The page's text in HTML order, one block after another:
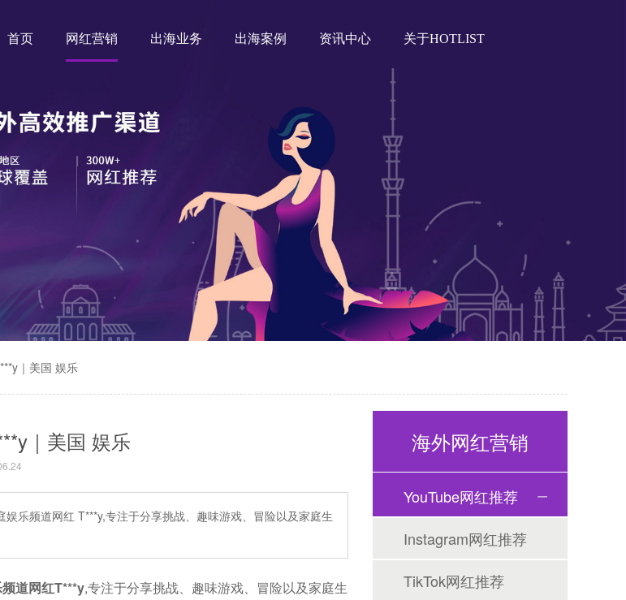
首页 网红营销 出海业务 出海案例 资讯中心 关于HOTLIST
｜美国 娱乐
｜美国 娱乐
乐频道网红 T***y,专注于分享挑战、趣味游戏、冒险以及家庭生
道网红T***y,专注于分享挑战、趣味游戏、冒险以及家庭生
海外网红营销
YouTube网红推荐
Instagram网红推荐
TikTok网红推荐
Tiktok海外营销